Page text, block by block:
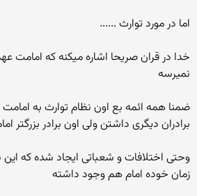
اما در مورد توارث ......
خدا در قران صریحا اشاره میکنه که امامت
نمیرسه
ضمنا همه ائمه بع اون نظام توارث به
برادران دیگری داشتن ولی اون برادر بزرگتر
وحتی اختلافات و شعباتی ایجاد شده که
زمان خوده امام هم وجود داشته